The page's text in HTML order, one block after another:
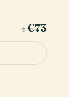
से €73